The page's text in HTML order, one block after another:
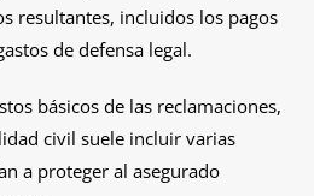
resultantes, incluidos los pagos
de defensa legal.
básicos de las reclamaciones,
civil suele incluir varias
a proteger al asegurado